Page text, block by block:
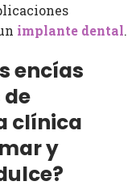
implante dental.
encías
clínica
y